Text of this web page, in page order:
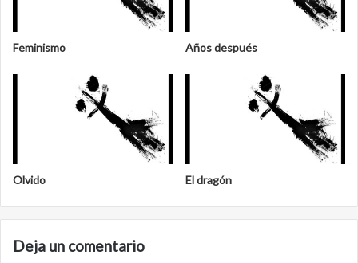
Feminismo Años después
Olvido El dragón
Deja un comentario